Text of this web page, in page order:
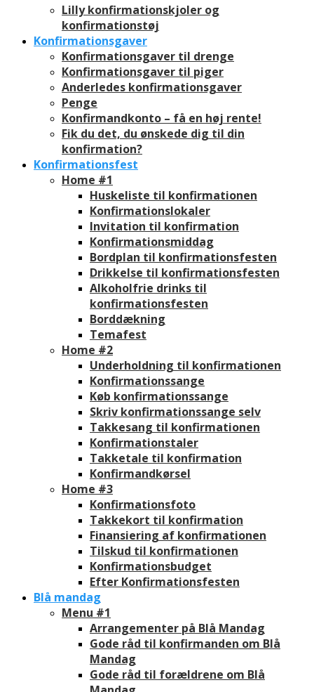
Lilly konfirmationskjoler og
konfirmationstøj
Konfirmationsgaver
Konfirmationsgaver til drenge
Konfirmationsgaver til piger
Anderledes konfirmationsgaver
Penge
Konfirmandkonto – få en høj rente!
Fik du det, du ønskede dig til din
konfirmation?
Konfirmationsfest
Home #1
Huskeliste til konfirmationen
Konfirmationslokaler
Invitation til konfirmation
Konfirmationsmiddag
Bordplan til konfirmationsfesten
Drikkelse til konfirmationsfesten
Alkoholfrie drinks til
konfirmationsfesten
Borddækning
Temafest
Home #2
Underholdning til konfirmationen
Konfirmationssange
Køb konfirmationssange
Skriv konfirmationssange selv
Takkesang til konfirmationen
Konfirmationstaler
Takketale til konfirmation
Konfirmandkørsel
Home #3
Konfirmationsfoto
Takkekort til konfirmation
Finansiering af konfirmationen
Tilskud til konfirmationen
Konfirmationsbudget
Efter Konfirmationsfesten
Blå mandag
Menu #1
Arrangementer på Blå Mandag
Gode råd til konfirmanden om Blå
Mandag
Gode råd til forældrene om Blå